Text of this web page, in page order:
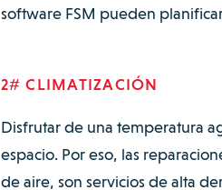
software FSM pueden
2# CLIMATIZACIÓN
Disfrutar de una temperatura
espacio. Por eso, las
de aire, son servicios de alta